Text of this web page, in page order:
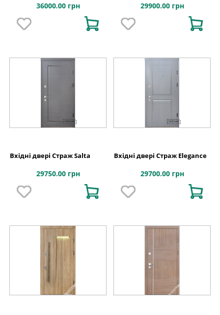
36000.00 грн 29900.00 грн
Вхідні двері Страж Salta
29750.00 грн
Вхідні двері Страж Elegance
29700.00 грн